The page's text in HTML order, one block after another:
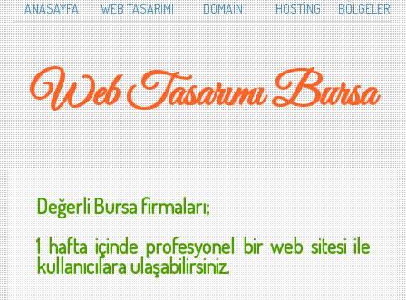
ANASAYFA WEB TASARIMI DOMAİN HOSTİNG BÖLGELER
Web Tasarımı Bursa
DeğerliBursafirmaları;
1 hafta içinde profesyonel bir web sitesi ile
kullanıcılara ulaşabilirsiniz.